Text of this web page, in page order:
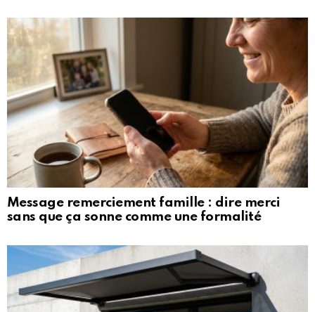
Message remerciement famille : dire merci
sans que ça sonne comme une formalité